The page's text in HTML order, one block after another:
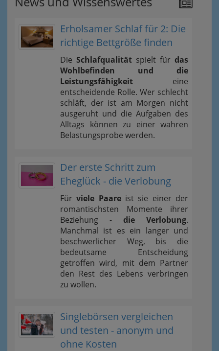
Erholsamer Schlaf für 2: Die
richtige Bettgröße finden
Die Schlafqualität spielt für das
Wohlbefinden und die
Leistungsfähigkeit eine
entscheidende Rolle. Wer schlecht
schläft, der ist am Morgen nicht
ausgeruht und die Aufgaben des
Alltags können zu einer wahren
Belastungsprobe werden.
Der erste Schritt zum
Eheglück - die Verlobung
Fürviele Paareist sie einer der
romantischsten Momente ihrer
Beziehung - die Verlobung.
Manchmal ist es ein langer und
beschwerlicher Weg, bis die
bedeutsame Entscheidung
getroffen wird, mit dem Partner
den Rest des Lebens verbringen
zu wollen.
Singlebörsen vergleichen
und testen - anonym und
ohne Kosten